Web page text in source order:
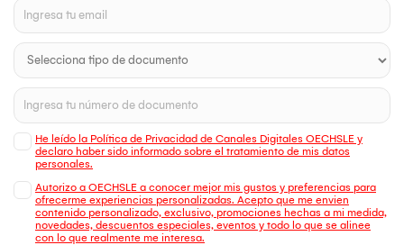
He leído la Política de Privacidad de Canales Digitales OECHSLE y
declaro haber sido informado sobre el tratamiento de mis datos
personales.
Autorizo a OECHSLE a conocer mejor mis gustos y preferencias para
ofrecerme experiencias personalizadas. Acepto que me envien
contenido personalizado, exclusivo, promociones hechas a mi medida,
novedades, descuentos especiales, eventos y todo lo que se alinee
con lo que realmente me interesa.